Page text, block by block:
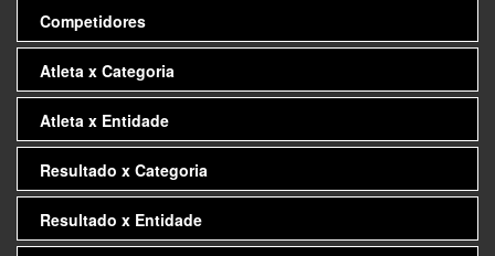
Competidores
Atleta x Categoria
Atleta x Entidade
Resultado x Categoria
Resultado x Entidade